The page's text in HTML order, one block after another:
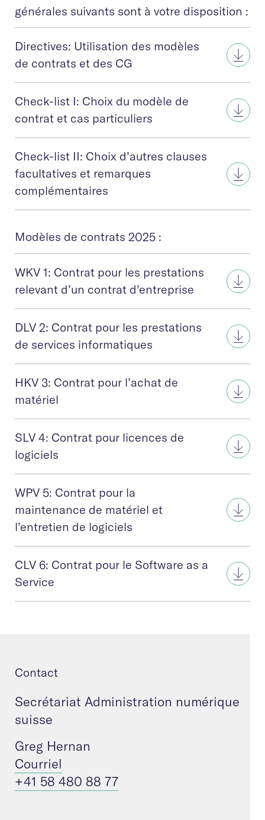
générales suivants sont à votre disposition :
Directives: Utilisation des modèles
de contrats et des CG
Check-list I: Choix du modèle de
contrat et cas particuliers
Check-list II: Choix d’autres clauses
facultatives et remarques
complémentaires
Modèles de contrats 2025 :
WKV 1: Contrat pour les prestations
relevant d’un contrat d’entreprise
DLV 2: Contrat pour les prestations
de services informatiques
HKV 3: Contrat pour l’achat de
matériel
SLV 4: Contrat pour licences de
logiciels
WPV 5: Contrat pour la
maintenance de matériel et
l’entretien de logiciels
CLV 6: Contrat pour le Software as a
Service
Contact
Secrétariat Administration numérique
suisse
Greg Hernan
Courriel
+41 58 480 88 77